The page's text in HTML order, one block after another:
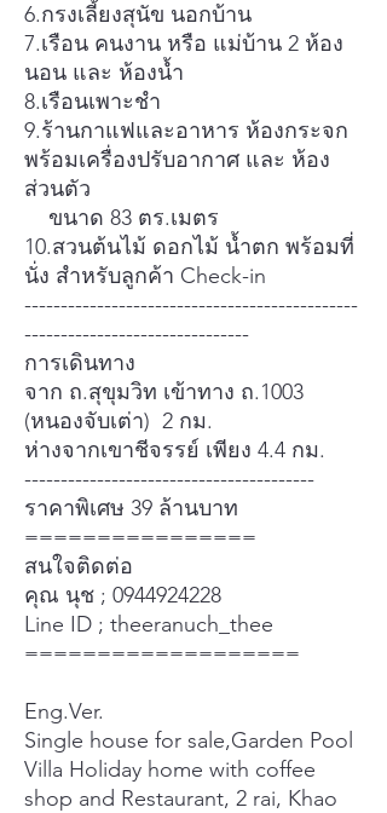
6.กรงเลี้ยงสุนัข นอกบ้าน
7.เรือน คนงาน หรือ แม่บ้าน 2 ห้อง
นอน และ ห้องน้ำ
8.เรือนเพาะชำ
9.ร้านกาแฟและอาหาร ห้องกระจก
พร้อมเครื่องปรับอากาศ และ ห้อง
ส่วนตัว
ขนาด 83 ตร.เมตร
10.สวนต้นไม้ ดอกไม้ น้ำตก พร้อมที่
นั่ง สำหรับลูกค้า Check-in
----------------------------------------------
-------------------------------
การเดินทาง
จาก ถ.สุขุมวิท เข้าทาง ถ.1003
(หนองจับเต่า) 2 กม.
ห่างจากเขาชีจรรย์ เพียง 4.4 กม.
----------------------------------------
ราคาพิเศษ 39 ล้านบาท
================
สนใจติดต่อ
คุณ นุช ; 0944924228
Line ID ; theeranuch_thee
===================
Eng.Ver.
Single house for sale,Garden Pool
Villa Holiday home with coffee
shop and Restaurant, 2 rai, Khao